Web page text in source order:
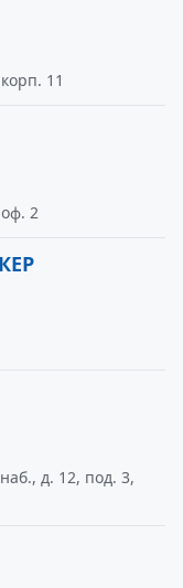
11
2
д. 12, под. 3,